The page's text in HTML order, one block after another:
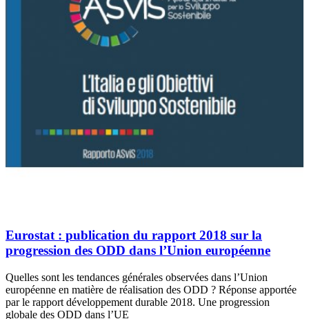
Eurostat : publication du rapport 2018 sur la
progression des ODD dans l’Union européenne
Quelles sont les tendances générales observées dans l’Union
européenne en matière de réalisation des ODD ? Réponse apportée
par le rapport développement durable 2018. Une progression
globale des ODD dans l’UE